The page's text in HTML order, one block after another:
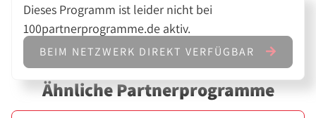
Dieses Programm ist leider nicht bei
100partnerprogramme.de aktiv.
BEIM NETZWERK DIREKT VERFÜGBAR
Ähnliche Partnerprogramme